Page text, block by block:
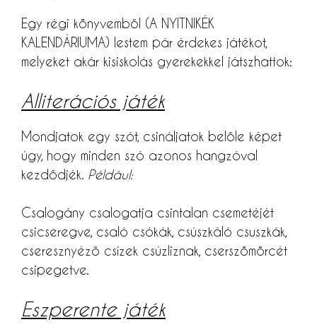
Egy régi könyvemből (A NYITNIKÉK
KALENDÁRIUMA) lestem pár érdekes játékot,
melyeket akár kisiskolás gyerekekkel játszhattok:
Alliterációs játék
Mondjatok egy szót, csináljatok belőle képet
úgy, hogy minden szó azonos hangzóval
kezdődjék. Például:
Csalogány csalogatja csintalan csemetéjét
csicseregve, csaló csókák, csúszkáló csuszkák,
cseresznyéző csízek csúzliznak, cserszömörcét
csipegetve.
Eszperente játék